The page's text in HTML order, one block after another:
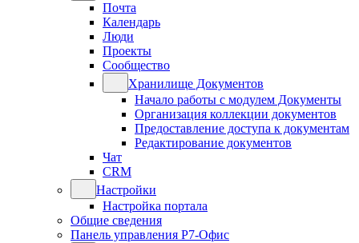
Почта
Календарь
Люди
Проекты
Сообщество
Хранилище Документов
Начало работы с модулем Документы
Организация коллекции документов
Предоставление доступа к документам
Редактирование документов
Чат
CRM
Настройки
Настройка портала
Общие сведения
Панель управления Р7-Офис